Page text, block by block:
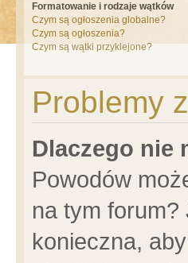
Formatowanie i rodzaje wątków
Czym są ogłoszenia globalne?
Czym są ogłoszenia?
Czym są wątki przyklejone?
Problemy
Dlaczego nie
Powodów
na tym
konieczna,